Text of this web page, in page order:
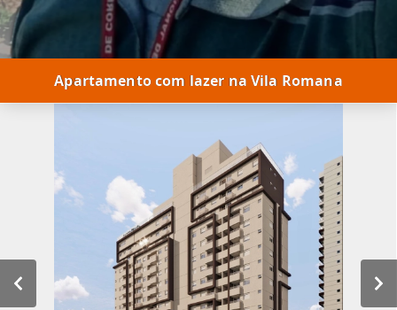
Apartamento com lazer na Vila Romana